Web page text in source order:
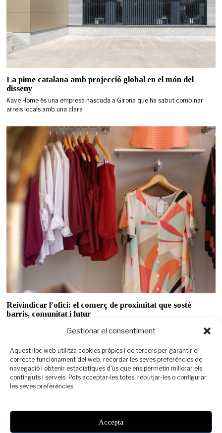
Gestionar el consentiment
Aquest lloc web utilitza cookies pròpies i de tercers per garantir el
correcte funcionament del web, recordar les seves preferències de
navegació i obtenir estadístiques d'ús que ens permetin millorar els
continguts i serveis. Pots acceptar-les totes, rebutjar-les o configurar
les seves preferències.
Accepta
La pime catalana amb projecció global en el món del
disseny
Kave Home és una empresa nascuda a Girona que ha sabut combinar
arrels locals amb una clara
Reivindicar l’ofici: el comerç de proximitat que sosté
barris, comunitat i futur
Ser comerç de proximitat avui és molt més que vendre un producte o